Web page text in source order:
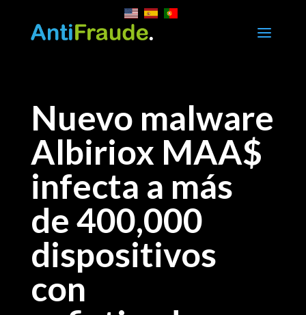
a
Nuevo malware
Albiriox MAA$
infecta a más
de 400,000
dispositivos
con